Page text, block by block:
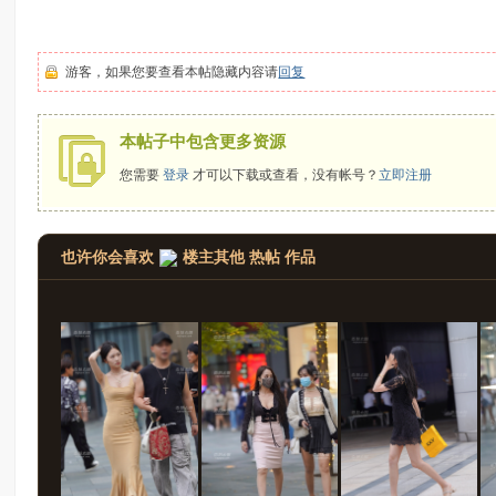
游客，如果您要查看本帖隐藏内容请回复
本帖子中包含更多资源
您需要登录 才可以下载或查看，没有帐号？立即注册
也许你会喜欢 楼主其他 热帖 作品